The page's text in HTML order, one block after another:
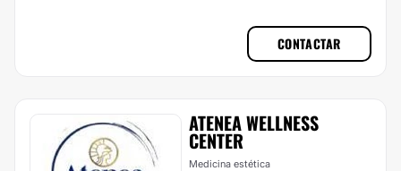
CONTACTAR
ATENEA WELLNESS
CENTER
Medicina estética